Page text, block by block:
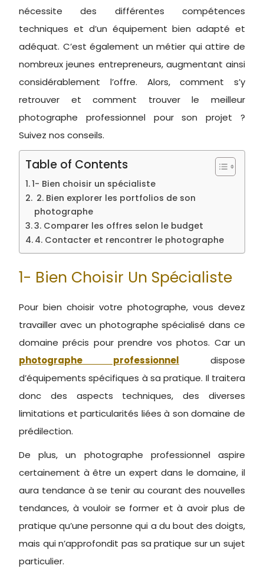
nécessite des différentes compétences
techniques et d’un équipement bien adapté et
adéquat. C’est également un métier qui attire de
nombreux jeunes entrepreneurs, augmentant ainsi
considérablement l’offre. Alors, comment s’y
retrouver et comment trouver le meilleur
photographe professionnel pour son projet ?
Suivez nos conseils.
Table of Contents
1- Bien choisir un spécialiste
2. Bien explorer les portfolios de son
photographe
3. Comparer les offres selon le budget
4. Contacter et rencontrer le photographe
1- Bien Choisir Un Spécialiste
Pour bien choisir votre photographe, vous devez
travailler avec un photographe spécialisé dans ce
domaine précis pour prendre vos photos. Car un
photographe professionnel dispose
d’équipements spécifiques à sa pratique. Il traitera
donc des aspects techniques, des diverses
limitations et particularités liées à son domaine de
prédilection.
De plus, un photographe professionnel aspire
certainement à être un expert dans le domaine, il
aura tendance à se tenir au courant des nouvelles
tendances, à vouloir se former et à avoir plus de
pratique qu’une personne qui a du bout des doigts,
mais qui n’approfondit pas sa pratique sur un sujet
particulier.